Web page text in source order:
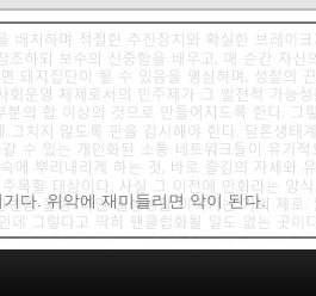
다. 위악에 재미들리면 악이 된다.